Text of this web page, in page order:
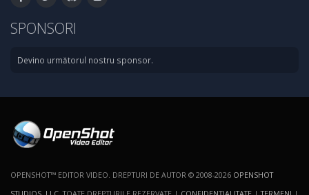
SPONSORI
Devino următorul nostru sponsor.
OPENSHOT™ EDITOR VIDEO. DREPTURI DE AUTOR © 2008-2026 OPENSHOT